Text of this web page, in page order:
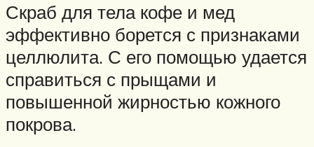
Скраб для тела кофе и мед
эффективно борется с признаками
целлюлита. С его помощью удается
справиться с прыщами и
повышенной жирностью кожного
покрова.